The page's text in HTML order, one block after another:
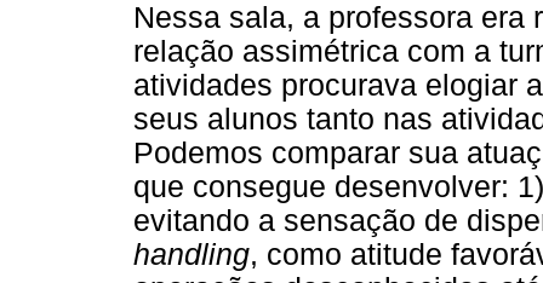
Nessa sala, a professora era
relação assimétrica com a
atividades procurava elogiar
seus alunos tanto nas
Podemos comparar sua
que consegue desenvolver:
evitando a sensação de
handling, como atitude